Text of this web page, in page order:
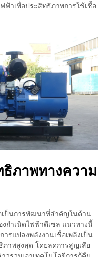
ฟ้าเพื่อประสิทธิภาพการใช้เชื้อ
ภาพทางความ
เป็นการพัฒนาที่สำคัญในด้าน
งกำเนิดไฟฟ้าดีเซล แนวทางนี้
รแปลงพลังงานเชื้อเพลิงเป็น
าพสูงสุด โดยลดการสูญเสีย